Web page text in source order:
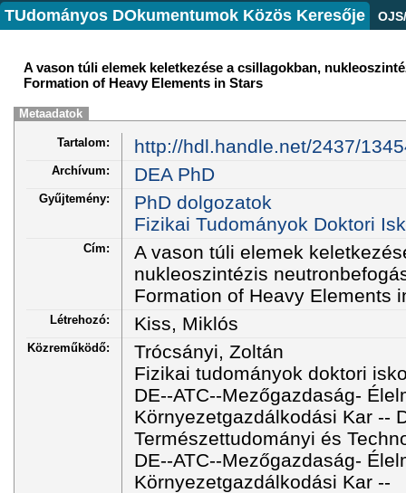
TUdományos DOkumentumok Közös Keresője
A vason túli elemek keletkezése a csillagokban,
Formation of Heavy Elements in Stars
Metaadatok
Tartalom: http://hdl.handle.net/2437/
Archívum: DEA PhD
Gyűjtemény:
PhD dolgozatok
Fizikai Tudományok Doktori
Cím:
A vason túli elemek
nukleoszintézis
Formation of Heavy Elements
Létrehozó: Kiss, Miklós
Közreműködő:
Trócsányi, Zoltán
Fizikai tudományok doktori
DE--ATC--Mezőgazdaság-
Környezetgazdálkodási Kar --
Természettudományi és
DE--ATC--Mezőgazdaság-
Környezetgazdálkodási Kar --